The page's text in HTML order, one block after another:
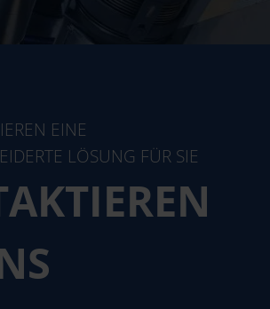
EINE
LÖSUNG FÜR SIE